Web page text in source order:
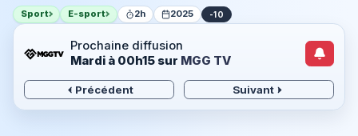
Sport E-sport 2h 2025 -10
Prochaine diffusion
Mardi à 00h15sur MGG TV
Précédent Suivant